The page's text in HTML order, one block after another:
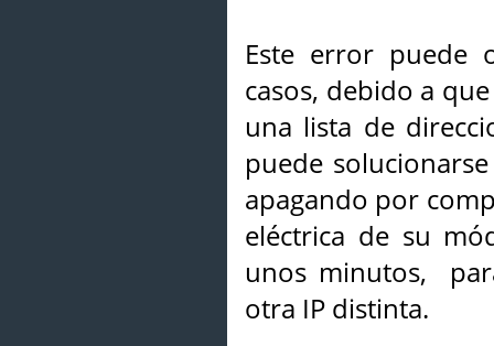
Este error puede
casos, debido a
una lista de
puede
apagando por
eléctrica de su
unos minutos,
otra IP distinta.